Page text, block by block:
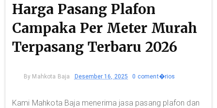
Harga Pasang Plafon
Campaka Per Meter Murah
Terpasang Terbaru 2026
By Mahkota Baja Desember 16, 2025 0 coment�rios
Kami Mahkota Baja menerima jasa pasang plafon dan